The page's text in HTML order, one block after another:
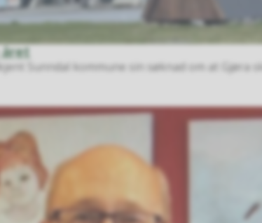
Sunndal kommune sin søknad om at Gjøra